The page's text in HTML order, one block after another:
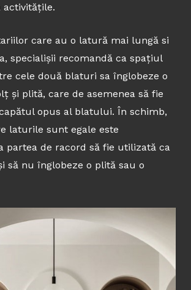
activitățile.
care au o latură mai lungă si
specialișii recomandă ca spațiul
cele două blaturi sa înglobeze o
și plită, care de asemenea să fie
opus al blatului. În schimb,
laturile sunt egale este
partea de racord să fie utilizată ca
să nu înglobeze o plită sau o